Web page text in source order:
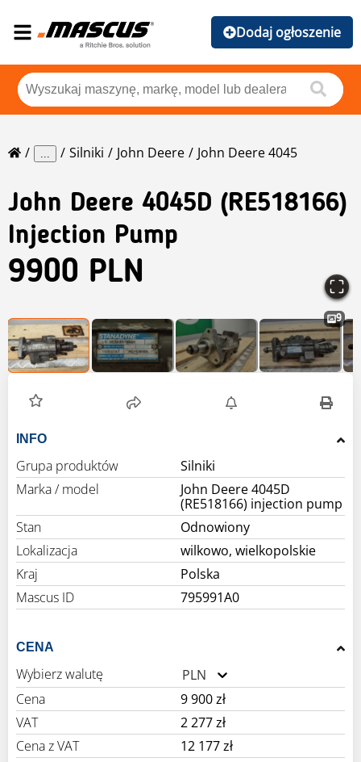
Dodaj ogłoszenie
... Silniki John Deere John Deere 4045
John Deere 4045D (RE518166)
Injection Pump
9900 PLN
9
INFO
Grupa produktów
Silniki
Marka / model
John Deere 4045D
(RE518166) injection pump
Stan
Odnowiony
Lokalizacja
wilkowo, wielkopolskie
Kraj
Polska
Mascus ID
795991A0
CENA
Wybierz walutę
PLN
Cena
9 900 zł
VAT
2 277 zł
Cena z VAT
12 177 zł